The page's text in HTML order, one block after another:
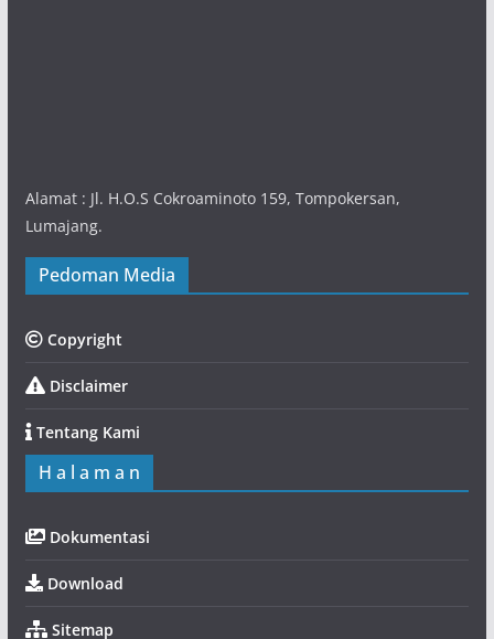
Alamat : Jl. H.O.S Cokroaminoto 159, Tompokersan,
Lumajang.
Pedoman Media
Copyright
Disclaimer
Tentang Kami
H a l a m a n
Dokumentasi
Download
Sitemap